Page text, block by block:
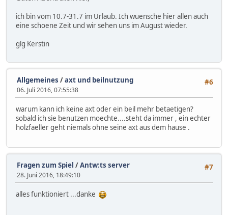
ich bin vom 10.7-31.7 im Urlaub. Ich wuensche hier allen auch
eine schoene Zeit und wir sehen uns im August wieder.
glg Kerstin
#6
Allgemeines /axt und beilnutzung
06. Juli 2016, 07:55:38
warum kann ich keine axt oder ein beil mehr betaetigen?
sobald ich sie benutzen moechte....steht da immer , ein echter
holzfaeller geht niemals ohne seine axt aus dem hause .
#7
Fragen zum Spiel /Antw:ts server
28. Juni 2016, 18:49:10
alles funktioniert ...danke